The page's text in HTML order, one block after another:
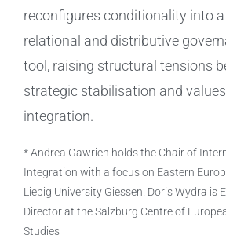
reconfigures conditionality into a
relational and distributive
tool, raising structural tensions
strategic stabilisation and
integration.
* Andrea Gawrich holds the Chair of
Integration with a focus on Eastern
Liebig University Giessen. Doris Wydra is
Director at the Salzburg Centre of
Studies